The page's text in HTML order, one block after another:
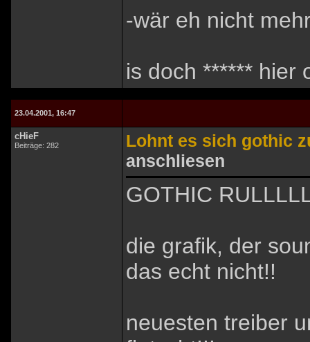
-wär eh nicht
is doch ****** hier
23.04.2001, 16:47
cHieF
Beiträge: 282
Lohnt es sich gothic
anschliesen
GOTHIC
die grafik, der
das echt nicht!!
neuesten treiber